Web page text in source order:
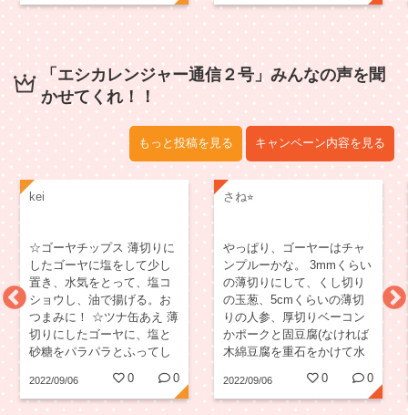
学 参加記念にSDGsバッジ
「エシカレンジャー通信２号」みんなの声を聞
かせてくれ！！
もっと投稿を見る キャンペーン内容を見る
kei
☆ゴーヤチップス 薄切りに
したゴーヤに塩をして少し
置き、水気をとって、塩コ
ショウし、油で揚げる。お
つまみに！ ☆ツナ缶あえ 薄
切りにしたゴーヤに、塩と
砂糖をパラパラとふってし
ばらく置き、さっとゆで
る。 水気をしぼり、ツナ缶
と、ごま油とポン酢を大さ
2022/09/06 0 0
さね⭐︎
やっぱり、ゴーヤーはチャ
ンプルーかな。 3mmくらい
の薄切りにして、くし切り
の玉葱、5cmくらいの薄切
りの人参、厚切りベーコン
かポークと固豆腐(なければ
木綿豆腐を重石をかけて水
分を抜いた物)を一緒に炒め
て火が通ったら塩胡椒とち
ょっとのお醤油(魚醤がおす
2022/09/06 0 0